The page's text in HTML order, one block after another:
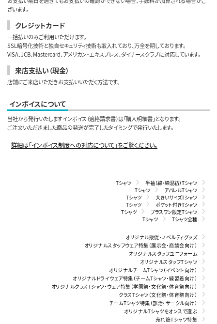
ざいます。
クレジットカード
一括払いのみご利用いただけます。
SSL暗号化技術と独自セキュリティ技術も取入れており、万全を期しております。
VISA、JCB、Mastercard、アメリカン・エキスプレス、ダイナースクラブに対応しています。
来店支払い（現金）
店舗にご来店いただきお支払いいただく方法です。
インボイスについて
当社から発行いたしますインボイス（適格請求書）は「購入明細書」となります。
ご注文いただきました商品の発送が完了したタイミングで発行いたします。
詳細は「インボイス制度への対応について」をご覧ください。
Tシャツ
半袖（綿・綿混紡）Tシャツ
Tシャツ
アパレルTシャツ
Tシャツ
大きいサイズTシャツ
Tシャツ
ポケット付きTシャツ
Tシャツ
プラスワン限定Tシャツ
Tシャツ
Tシャツ全種
オリジナル販促・ノベルティグッズ
オリジナルスタッフウェア特集（展示会・商談会向け）
オリジナルスタッフユニフォーム
オリジナルスタッフTシャツ
オリジナルチームTシャツ（イベント向け）
オリジナルドライウェア特集（チームTシャツ・練習着向け）
オリジナルクラスTシャツ・ウェア特集（学園祭・文化祭・体育祭向け）
クラスTシャツ（文化祭・体育祭向け）
チームTシャツ特集（部活・サークル向け）
オリジナルTシャツをオンスで選ぶ
売れ筋Tシャツ特集